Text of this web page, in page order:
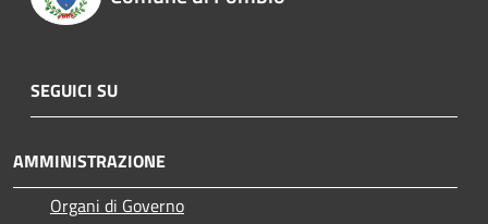
SEGUICI SU
AMMINISTRAZIONE
Organi di Governo